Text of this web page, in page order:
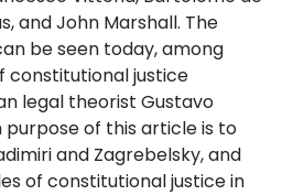
and John Marshall. The
be seen today, among
constitutional justice
legal theorist Gustavo
purpose of this article is to
and Zagrebelsky, and
of constitutional justice in